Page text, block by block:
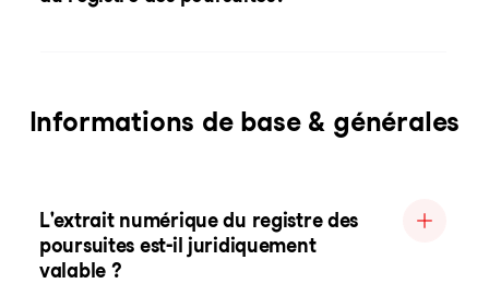
Informations de base & générales
L'extrait numérique du registre des
poursuites est-il juridiquement
valable ?